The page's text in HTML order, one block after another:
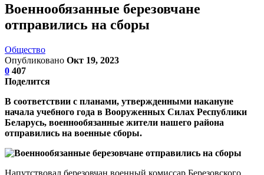
Военнообязанные березовчане
отправились на сборы
Общество
Опубликовано Окт 19, 2023
0 407
Поделится
В соответствии с планами, утвержденными накануне
начала учебного года в Вооруженных Силах Республики
Беларусь, военнообязанные жители нашего района
отправились на военные сборы.
Напутствовал березовчан военный комиссар Березовского